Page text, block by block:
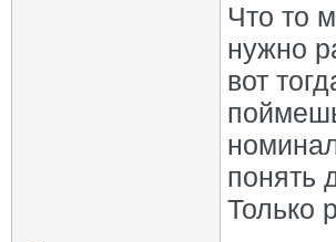
Что то
нужно
вот
понять
Только